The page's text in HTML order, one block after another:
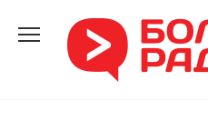
содержанию